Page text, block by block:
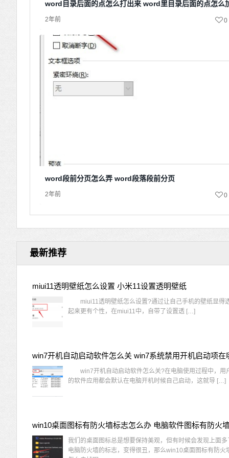
word目录后面的点怎么打出来 word里目录后面的点怎么
2年前 0
word段前分页怎么弄 word段落段前分页
2年前 0
最新推荐
miui11透明壁纸怎么设置 小米11设置透明壁纸
miui11透明壁纸怎么设置?通过让自己手机的壁纸显得
起来更有个性，在miui11中，自带了设置透 […]
win7开机自动启动软件怎么关 win7系统禁用开机启动项在
win7开机自动启动软件怎么关?在电脑使用过程中，用
的软件应用都会默认在电脑开机时候自己启动，这就导 […]
我们的桌面图标总是想要保持美观，但有时候会发现上面多
电脑防火墙的标志，变得很丑，那么win10桌面图标有防火